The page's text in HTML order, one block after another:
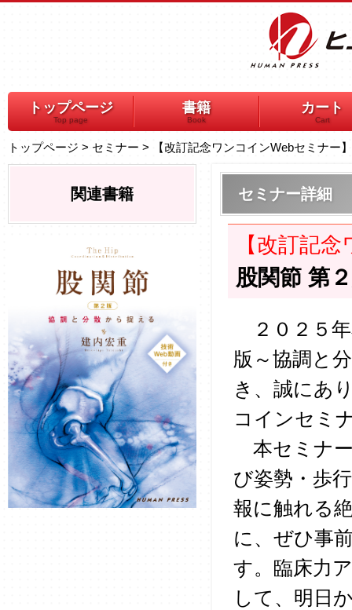
トップページ
Top page
書籍
Book
カート
Cart
トップページ > セミナー > 【改訂記念ワンコインWebセミナ
セミナー詳細
【改訂記
股関節 第
２０２５年
版～協調と
き、誠にあ
コインセミ
本セミナ
び姿勢・歩
報に触れる
に、ぜひ事
す。臨床力
して、明日
関連書籍